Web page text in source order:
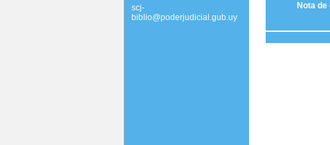
Nota
scj-
biblio@poderjudicial.gub.uy